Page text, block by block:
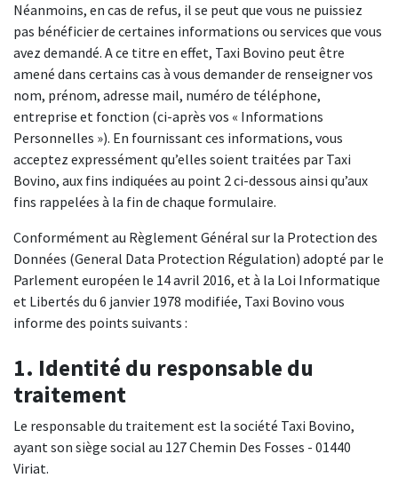
Néanmoins, en cas de refus, il se peut que vous ne puissiez
pas bénéficier de certaines informations ou services que vous
avez demandé. A ce titre en effet, Taxi Bovino peut être
amené dans certains cas à vous demander de renseigner vos
nom, prénom, adresse mail, numéro de téléphone,
entreprise et fonction (ci-après vos « Informations
Personnelles »). En fournissant ces informations, vous
acceptez expressément qu’elles soient traitées par Taxi
Bovino, aux fins indiquées au point 2 ci-dessous ainsi qu’aux
fins rappelées à la fin de chaque formulaire.
Conformément au Règlement Général sur la Protection des
Données (General Data Protection Régulation) adopté par le
Parlement européen le 14 avril 2016, et à la Loi Informatique
et Libertés du 6 janvier 1978 modifiée, Taxi Bovino vous
informe des points suivants :
1. Identité du responsable du
traitement
Le responsable du traitement est la société Taxi Bovino,
ayant son siège social au 127 Chemin Des Fosses - 01440
Viriat.